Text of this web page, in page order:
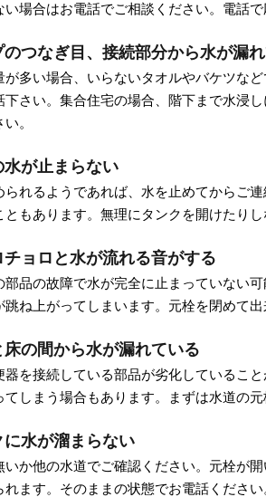
い場合はお電話でご相談ください。電話
のつなぎ目、接続部分から水が漏
が多い場合、いらないタオルやバケツな
下さい。集合住宅の場合、階下まで水浸
。
水が止まらない
られるようであれば、水を止めてからご
ともあります。無理にタンクを開けたりし
チョロと水が流れる音がする
部品の故障で水が完全に止まっていない
跳ね上がってしまいます。元栓を閉めて出
床の間から水が漏れている
器を接続している部品が劣化しているこ
てしまう場合もあります。まずは水道の元
に水が溜まらない
いか他の水道でご確認ください。元栓が
れます。そのままの状態でお電話ください